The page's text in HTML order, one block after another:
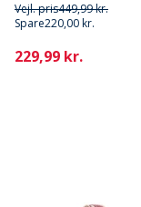
Vejl. pris449,99 kr.
Spare220,00 kr.
Current
229,99 kr.